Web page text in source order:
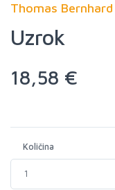
Thomas Bernhard
Uzrok
18,58 €
Količina